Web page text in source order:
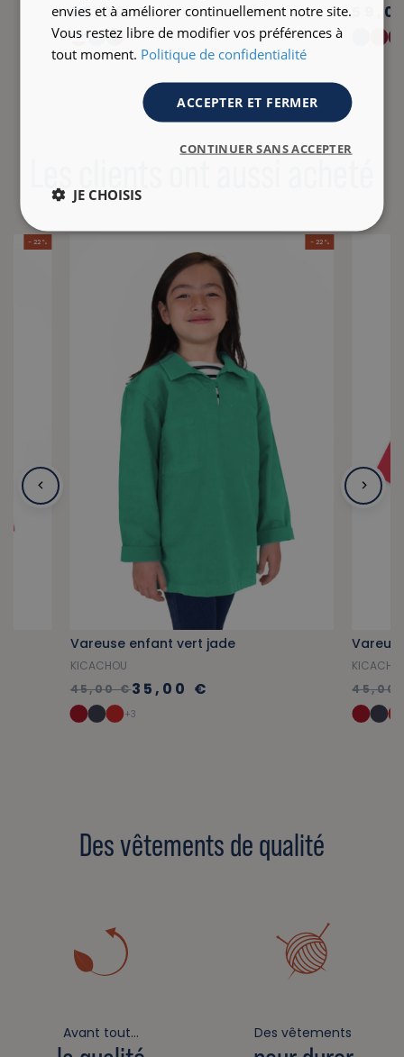
38,00 €
+1
- 22 % - 22 %
Vareuse enfant vert jade
KICACHOU
45,00 €35,00 €
+3
45,00
Des vêtements de qualité
Avant tout… Des vêtements
envies et à améliorer continuellement notre site.
Vous restez libre de modifier vos préférences à
tout moment. Politique de confidentialité
ACCEPTER ET FERMER
CONTINUER SANS ACCEPTER
JE CHOISIS